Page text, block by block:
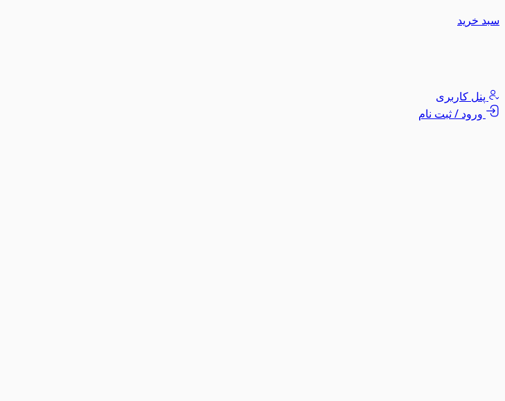
سبد خرید
پنل کاربری
ورود / ثبت نام